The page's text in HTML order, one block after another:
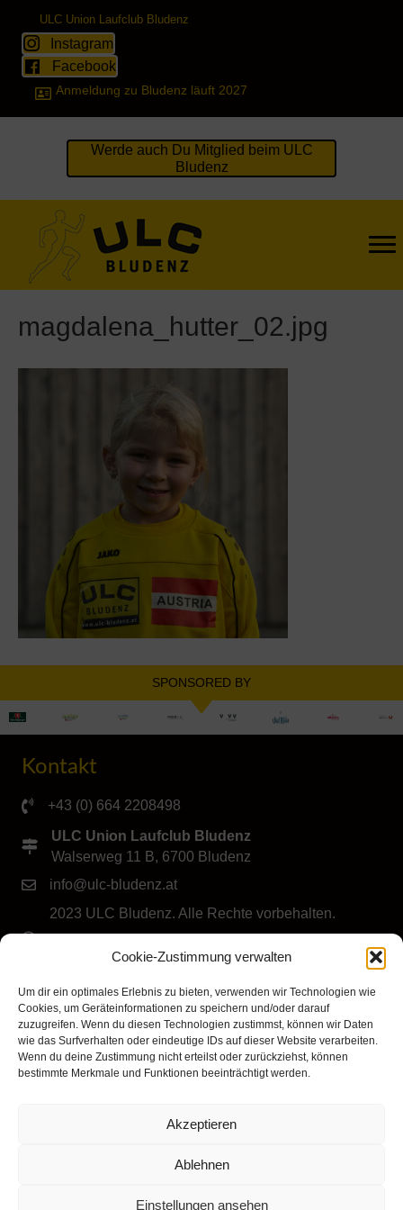
Cookie-Zustimmung verwalten
Um dir ein optimales Erlebnis zu bieten, verwenden wir Technologien wie
Cookies, um Geräteinformationen zu speichern und/oder darauf
zuzugreifen. Wenn du diesen Technologien zustimmst, können wir Daten
wie das Surfverhalten oder eindeutige IDs auf dieser Website verarbeiten.
Wenn du deine Zustimmung nicht erteilst oder zurückziehst, können
bestimmte Merkmale und Funktionen beeinträchtigt werden.
Akzeptieren
Ablehnen
Einstellungen ansehen
ULC Union Laufclub Bludenz
Instagram
Facebook
Anmeldung zu Bludenz läuft 2027
Werde auch Du Mitglied beim ULC
Bludenz
magdalena_hutter_02.jpg
SPONSORED BY
Kontakt
+43 (0) 664 2208498
ULC Union Laufclub Bludenz
Walserweg 11 B, 6700 Bludenz
info@ulc-bludenz.at
2023 ULC Bludenz. Alle Rechte vorbehalten.
Folge dem ULC Bludenz
Klicke hier, um Marketing-Cookies zu